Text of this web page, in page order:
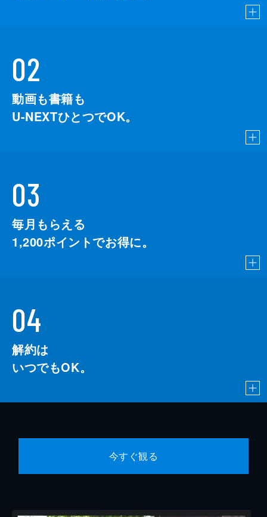
02
動画も書籍も
U-NEXTひとつでOK。
03
毎月もらえる
1,200ポイントでお得に。
04
解約は
いつでもOK。
今すぐ観る